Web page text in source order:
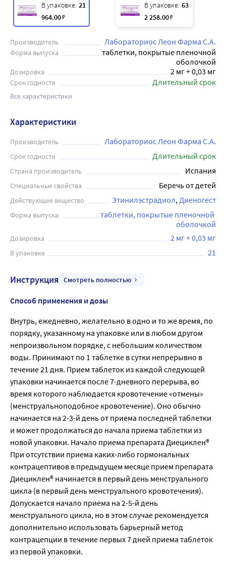
В упаковке: 21
964.00₽
В упаковке: 63
2 258.00₽
Производитель Лабораториос Леон Фарма С.А.
Форма выпуска
таблетки, покрытые пленочной
оболочкой
Дозировка 2 мг + 0,03 мг
Срок годности Длительный срок
Все характеристики
Характеристики
Производитель Лабораториос Леон Фарма С.А.
Срок годности Длительный срок
Страна производитель Испания
Специальные свойства Беречь от детей
Действующее вещество Этинилэстрадиол Диеногест
Форма выпуска
таблетки, покрытые пленочной
оболочкой
Дозировка 2 мг + 0,03 мг
В упаковке 21
Инструкция Смотреть полностью
Способ применения и дозы
Внутрь, ежедневно, желательно в одно и то же время, по
порядку, указанному на упаковке или в любом другом
непроизвольном порядке, с небольшим количеством
воды. Принимают по 1 таблетке в сутки непрерывно в
течение 21 дня. Прием таблеток из каждой следующей
упаковки начинается после 7-дневного перерыва, во
время которого наблюдается кровотечение «отмены»
(менструальноподобное кровотечение). Оно обычно
начинается на 2-3-й день от приема последней таблетки
и может продолжаться до начала приема таблетки из
новой упаковки. Начало приема препарата Диециклен®
При отсутствии приема каких-либо гормональных
контрацептивов в предыдущем месяце прием препарата
Диециклен® начинается в первый день менструального
цикла (в первый день менструального кровотечения).
Допускается начало приема на 2-5-й день
менструального цикла, но в этом случае рекомендуется
дополнительно использовать барьерный метод
контрацепции в течение первых 7 дней приема таблеток
из первой упаковки.